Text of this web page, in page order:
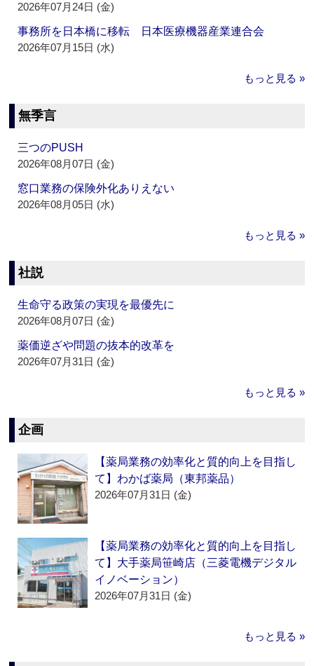
2026年07月24日 (金)
事務所を日本橋に移転 日本医療機器産業連合会
2026年07月15日 (水)
もっと見る »
無季言
三つのPUSH
2026年08月07日 (金)
窓口業務の保険外化ありえない
2026年08月05日 (水)
もっと見る »
社説
生命守る政策の実現を最優先に
2026年08月07日 (金)
薬価逆ざや問題の抜本的改革を
2026年07月31日 (金)
もっと見る »
企画
【薬局業務の効率化と質的向上を目指し
て】わかば薬局（東邦薬品）
2026年07月31日 (金)
【薬局業務の効率化と質的向上を目指し
て】大手薬局笹崎店（三菱電機デジタル
イノベーション）
2026年07月31日 (金)
もっと見る »